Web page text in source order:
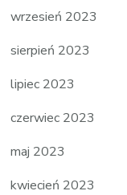
wrzesień 2023
sierpień 2023
lipiec 2023
czerwiec 2023
maj 2023
kwiecień 2023